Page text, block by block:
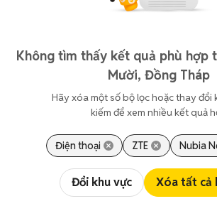
Không tìm thấy kết quả phù hợp
Mười, Đồng Tháp
Hãy xóa một số bộ lọc hoặc thay đổi
kiếm để xem nhiều kết quả
Điện thoại ZTE Nubia
Đổi khu vực Xóa tất cả